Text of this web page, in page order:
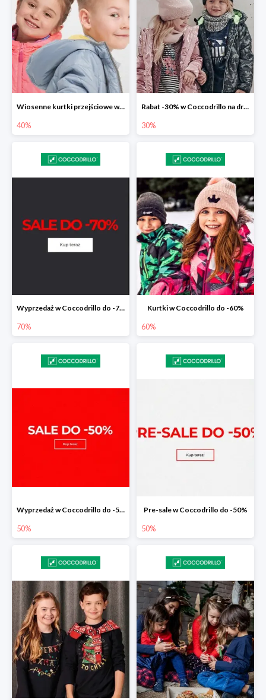
Wiosenne kurtki przejściowe w Coccodrillo do -40%
40%
Rabat -30% w Coccodrillo na drugi produkt
30%
Wyprzedaż w Coccodrillo do -70%
70%
Kurtki w Coccodrillo do -60%
60%
Wyprzedaż w Coccodrillo do -50%
50%
Pre-sale w Coccodrillo do -50%
50%